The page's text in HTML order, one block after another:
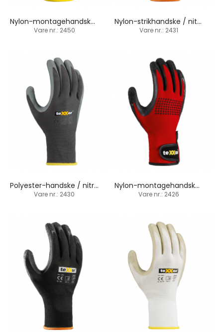
Nylon-montagehandske / touchscreen / nitril-belægning
Vare nr.: 2450
Nylon-strikhandske / nitril-sandbelægning
Vare nr.: 2431
Polyester-handske / nitril-skumbelægning
Vare nr.: 2430
Nylon-montagehandske / latex-belægning / PVC-dupper
Vare nr.: 2426